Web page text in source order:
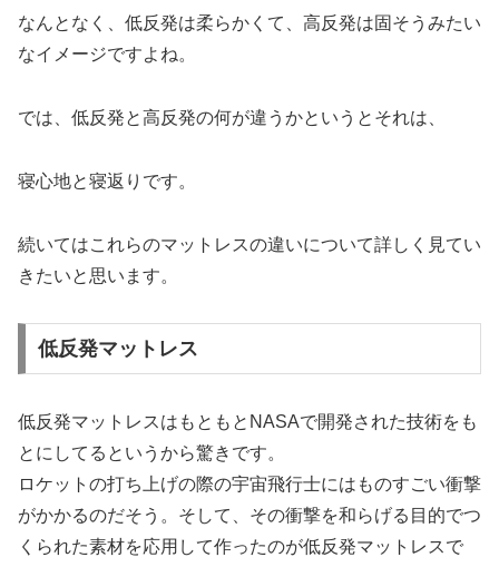
なんとなく、低反発は柔らかくて、高反発は固そうみたい
なイメージですよね。
では、低反発と高反発の何が違うかというとそれは、
寝心地と寝返りです。
続いてはこれらのマットレスの違いについて詳しく見てい
きたいと思います。
低反発マットレス
低反発マットレスはもともとNASAで開発された技術をも
とにしてるというから驚きです。
ロケットの打ち上げの際の宇宙飛行士にはものすごい衝撃
がかかるのだそう。そして、その衝撃を和らげる目的でつ
くられた素材を応用して作ったのが低反発マットレスで